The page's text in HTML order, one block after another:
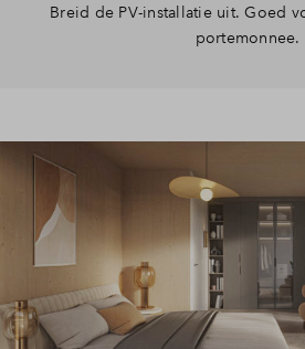
Breid de PV-installatie uit. Goed
portemonnee.